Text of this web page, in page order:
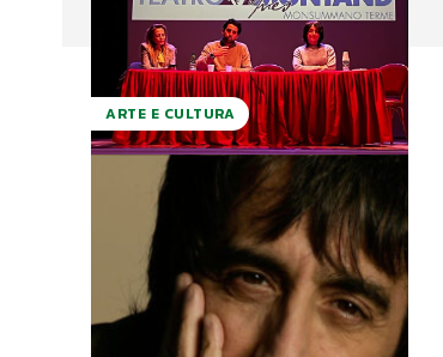
ARTE E CULTURA